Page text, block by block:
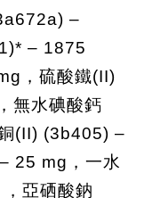
–
– 1875
，硫酸鐵(II)
無水碘酸鈣
(II) (3b405) –
25 mg，一水
亞硒酸鈉